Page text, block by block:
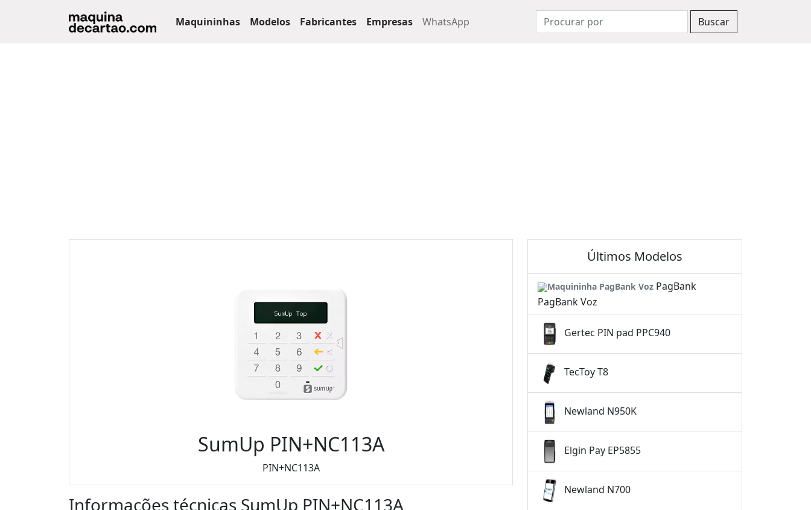
Maquininhas Modelos Fabricantes Empresas WhatsApp Buscar
SumUp PIN+NC113A
PIN+NC113A
Informações técnicas SumUp PIN+NC113A
Últimos Modelos
PagBank
PagBank Voz
Gertec PIN pad PPC940
TecToy T8
Newland N950K
Elgin Pay EP5855
Newland N700